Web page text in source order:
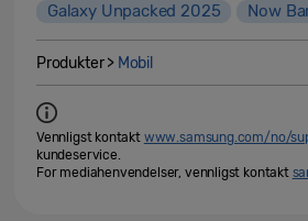
Galaxy Unpacked 2025
Now
Produkter > Mobil
Vennligst kontakt www.samsung.com/no/
kundeservice.
For mediahenvendelser, vennligst kontakt